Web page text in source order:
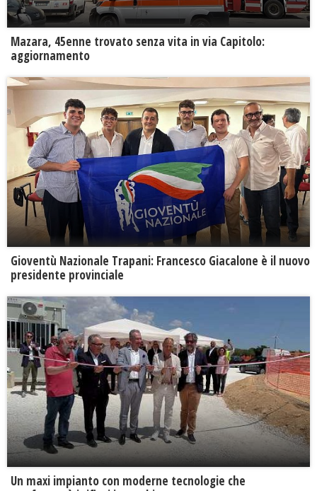
Mazara, 45enne trovato senza vita in via Capitolo:
aggiornamento
Gioventù Nazionale Trapani: Francesco Giacalone è il nuovo
presidente provinciale
Un maxi impianto con moderne tecnologie che